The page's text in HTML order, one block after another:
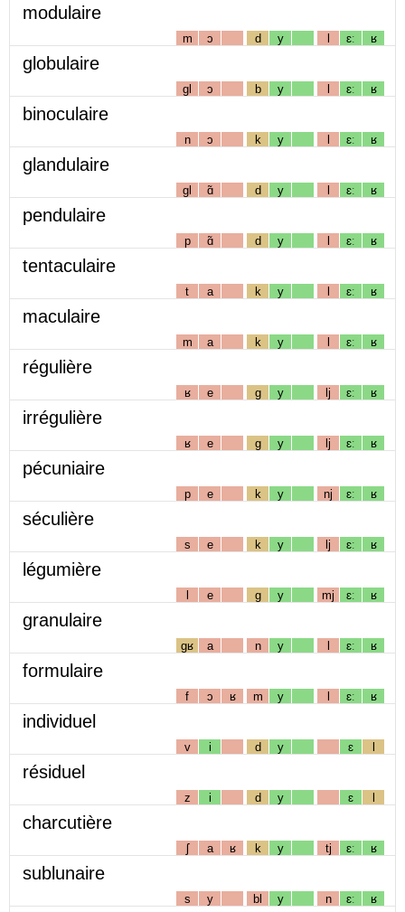
modulaire
m ɔ d y l ɛː ʁ
globulaire
gl ɔ b y l ɛː ʁ
binoculaire
n ɔ k y l ɛː ʁ
glandulaire
gl ɑ̃ d y l ɛː ʁ
pendulaire
p ɑ̃ d y l ɛː ʁ
tentaculaire
t a k y l ɛː ʁ
maculaire
m a k y l ɛː ʁ
régulière
ʁ e g y lj ɛː ʁ
irrégulière
ʁ e g y lj ɛː ʁ
pécuniaire
p e k y nj ɛː ʁ
séculière
s e k y lj ɛː ʁ
légumière
l e g y mj ɛː ʁ
granulaire
gʁ a n y l ɛː ʁ
formulaire
f ɔ ʁ m y l ɛː ʁ
individuel
v i d y ɛ l
résiduel
z i d y ɛ l
charcutière
ʃ a ʁ k y tj ɛː ʁ
sublunaire
s y bl y n ɛː ʁ